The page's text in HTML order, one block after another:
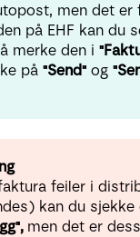
men det er
på EHF kan du
merke den i
på "Send" og
feiler i
kan du sjekke
men det er